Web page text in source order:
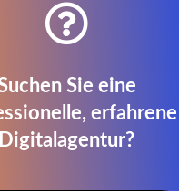

Sie eine
erfahrene
Digitalagentur?